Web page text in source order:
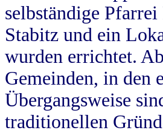
selbständige
Stabitz und ein
wurden errichtet.
Gemeinden, in den
Übergangsweise
traditionellen